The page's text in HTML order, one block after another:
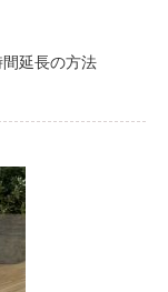
延長の方法